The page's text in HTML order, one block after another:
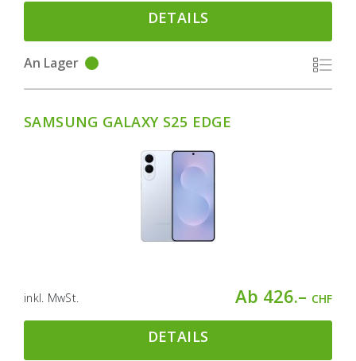
DETAILS
An Lager
SAMSUNG GALAXY S25 EDGE
inkl. MwSt. Ab 426.– CHF
DETAILS